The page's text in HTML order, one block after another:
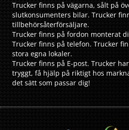
Trucker finns på vägarna, sålt på
slutkonsumenters bilar. Trucker
tillbehörsåterförsäljare.
Trucker finns på fordon monterat
Trucker finns på telefon. Trucker
stora egna lokaler.
Trucker finns på E-post. Trucker
tryggt, få hjälp på riktigt hos
det sätt som passar dig!